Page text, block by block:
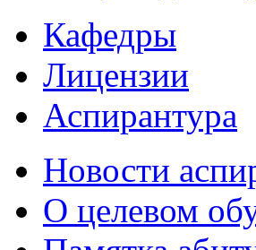
Кафедры
Лицензии
Аспирантура
Новости
О целевом